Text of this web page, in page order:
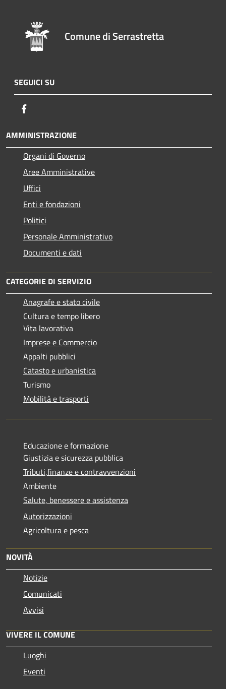
Comune di Serrastretta
SEGUICI SU
AMMINISTRAZIONE
Organi di Governo
Aree Amministrative
Uffici
Enti e fondazioni
Politici
Personale Amministrativo
Documenti e dati
CATEGORIE DI SERVIZIO
Anagrafe e stato civile
Cultura e tempo libero
Vita lavorativa
Imprese e Commercio
Appalti pubblici
Catasto e urbanistica
Turismo
Mobilità e trasporti
Educazione e formazione
Giustizia e sicurezza pubblica
Tributi,finanze e contravvenzioni
Ambiente
Salute, benessere e assistenza
Autorizzazioni
Agricoltura e pesca
NOVITÀ
Notizie
Comunicati
Avvisi
VIVERE IL COMUNE
Luoghi
Eventi